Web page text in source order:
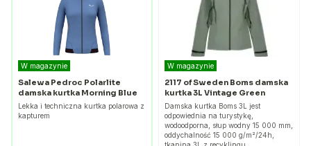
W magazynie
Salewa Pedroc Polarlite
damska kurtka Morning Blue
Lekka i techniczna kurtka polarowa z
kapturem
W magazynie
2117 of Sweden Boms damska
kurtka 3L Vintage Green
Damska kurtka Boms 3L jest
odpowiednia na turystykę,
wodoodporna, słup wodny 15 000 mm,
oddychalność 15 000 g/m²/24h,